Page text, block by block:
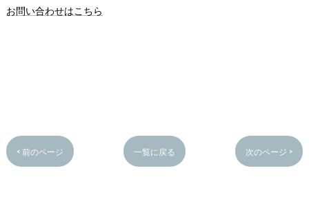
お問い合わせはこちら
< 前のページ 一覧に戻る 次のページ >